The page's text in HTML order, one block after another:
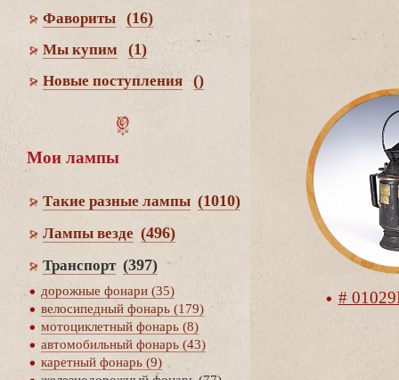
Фавориты (16)
Мы купим (1)
Новые поступления ()
Мои лампы
Такие разные лампы (1010)
Лампы везде (496)
Транспорт (397)
дорожные фонари (35)
елосипедный фонарь (179)
мотоциклетный фонарь (8)
автомобильный фонарь (43)
каретный фонарь (9)
#